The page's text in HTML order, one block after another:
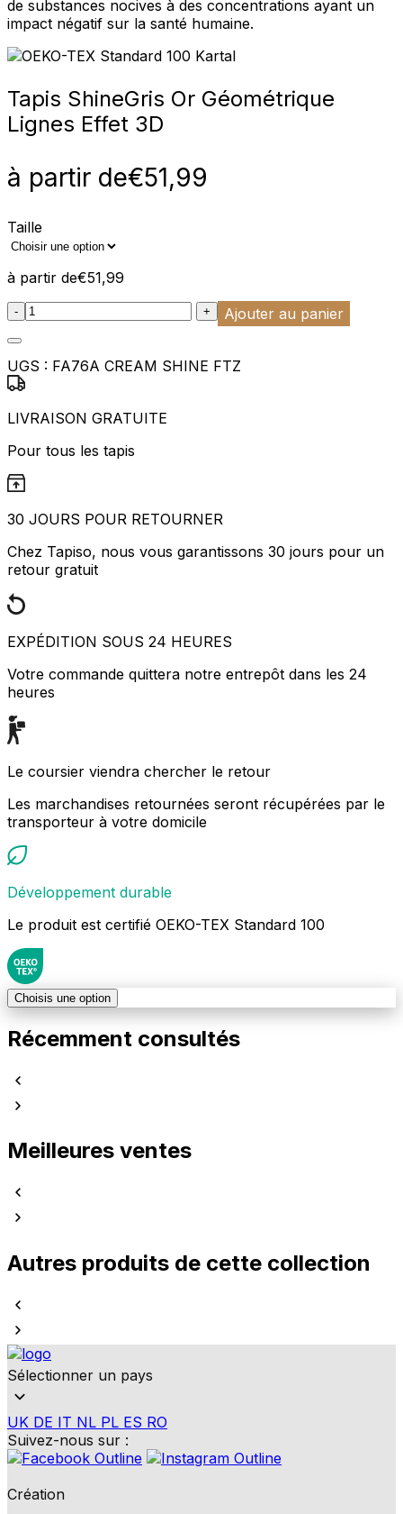
de substances nocives à des concentrations ayant un
impact négatif sur la santé humaine.
Tapis ShineGris Or Géométrique
Lignes Effet 3D
à partir de€51,99
Taille
à partir de€51,99
:product_name quantity
- + Ajouter au panier
UGS : FA76A CREAM SHINE FTZ
LIVRAISON GRATUITE
Pour tous les tapis
30 JOURS POUR RETOURNER
Chez Tapiso, nous vous garantissons 30 jours pour un
retour gratuit
EXPÉDITION SOUS 24 HEURES
Votre commande quittera notre entrepôt dans les 24
heures
Le coursier viendra chercher le retour
Les marchandises retournées seront récupérées par le
transporteur à votre domicile
Développement durable
Le produit est certifié OEKO-TEX Standard 100
Choisis une option
Récemment consultés
Meilleures ventes
Autres produits de cette collection
Sélectionner un pays
UK DE IT NL PL ES RO
Suivez-nous sur :
Création